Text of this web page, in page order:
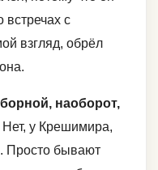
встречах с
взгляд, обрёл
наоборот,
Нет, у Крешимира,
Просто бывают